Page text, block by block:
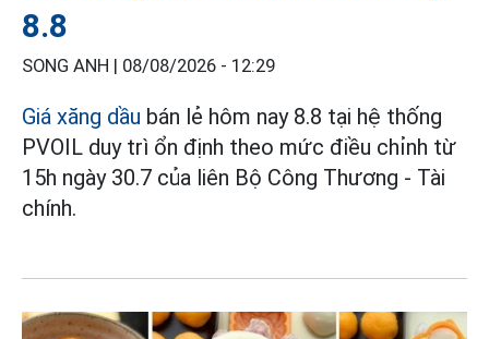
8.8
SONG ANH | 08/08/2026 - 12:29
Giá xăng dầu bán lẻ hôm nay 8.8 tại hệ thống
PVOIL duy trì ổn định theo mức điều chỉnh từ
15h ngày 30.7 của liên Bộ Công Thương - Tài
chính.